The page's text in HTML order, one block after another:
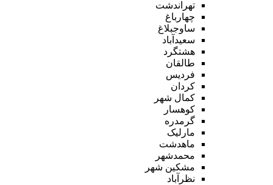
تهراندشت
چهارباغ
ساوجبلاغ
سعیدآباد
هشتگرد
طالقان
فردیس
کردان
کمال شهر
کوهسار
گرمدره
مارلیک
ماهدشت
محمدشهر
مشکین شهر
نظرآباد